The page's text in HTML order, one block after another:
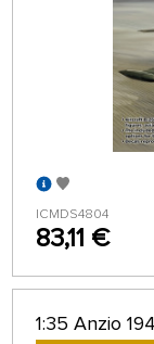
ICMDS4804
83,11 €
1:35 Anzio